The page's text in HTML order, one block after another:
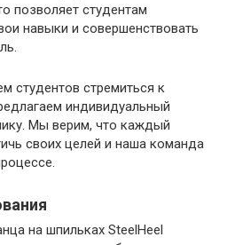
позволяет студентам
навыки и совершенствовать
студентов стремиться к
индивидуальный
Мы верим, что каждый
своих целей и наша команда
на шпильках SteelHeel